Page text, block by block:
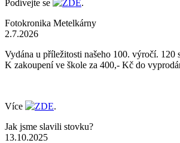
Podívejte se ZDE.
Fotokronika Metelkárny
2.7.2026
Vydána u příležitosti našeho 100. výročí. 120
K zakoupení ve škole za 400,- Kč do
Více ZDE.
Jak jsme slavili stovku?
13.10.2025